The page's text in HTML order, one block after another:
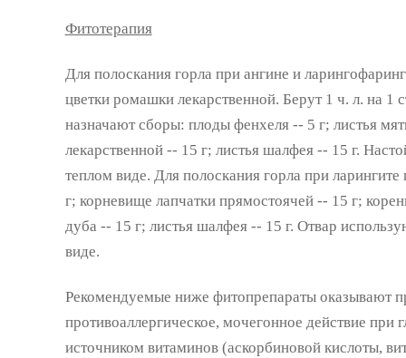
Фитотерапия
Для полоскания горла при ангине и
цветки ромашки лекарственной. Берут 1 ч. л. на 1
назначают сборы: плоды фенхеля -- 5 г; листья
лекарственной -- 15 г; листья шалфея -- 15 г.
теплом виде. Для полоскания горла при
г; корневище лапчатки прямостоячей -- 15 г;
дуба -- 15 г; листья шалфея -- 15 г. Отвар
виде.
Рекомендуемые ниже фитопрепараты оказывают
противоаллергическое, мочегонное действие при
источником витаминов (аскорбиновой кислоты,